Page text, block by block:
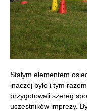
Stałym elementem
inaczej było i tym
przygotowali szereg
uczestników imprezy.